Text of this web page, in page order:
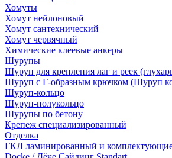
Хомуты
Хомут нейлоновый
Хомут сантехнический
Хомут червячный
Химические клеевые анкеры
Шурупы
Шуруп для крепления лаг и реек
Шуруп с Г-образным крючком (Шуруп
Шуруп-кольцо
Шуруп-полукольцо
Шурупы по бетону
Крепеж специализированный
Отделка
ГКЛ ламинированный и